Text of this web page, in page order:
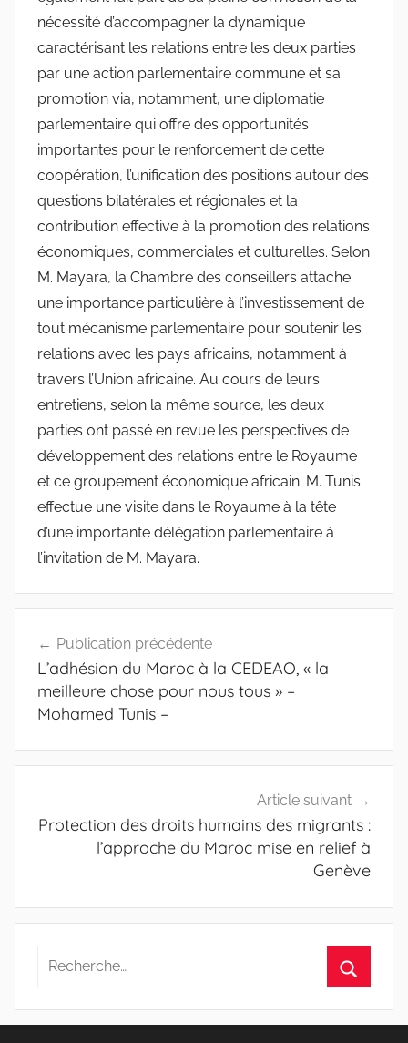
nécessité d’accompagner la dynamique
caractérisant les relations entre les deux parties
par une action parlementaire commune et sa
promotion via, notamment, une diplomatie
parlementaire qui offre des opportunités
importantes pour le renforcement de cette
coopération, l’unification des positions autour des
questions bilatérales et régionales et la
contribution effective à la promotion des relations
économiques, commerciales et culturelles. Selon
M. Mayara, la Chambre des conseillers attache
une importance particulière à l’investissement de
tout mécanisme parlementaire pour soutenir les
relations avec les pays africains, notamment à
travers l’Union africaine. Au cours de leurs
entretiens, selon la même source, les deux
parties ont passé en revue les perspectives de
développement des relations entre le Royaume
et ce groupement économique africain. M. Tunis
effectue une visite dans le Royaume à la tête
d’une importante délégation parlementaire à
l’invitation de M. Mayara.
de
l’article
Publication précédente
L’adhésion du Maroc à la CEDEAO, « la
meilleure chose pour nous tous » –
Mohamed Tunis –
Article suivant
Protection des droits humains des migrants :
l’approche du Maroc mise en relief à
Genève
Recherche
: